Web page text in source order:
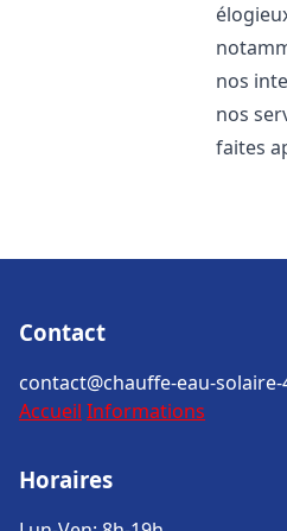
nos
nos
faites
Contact
contact@chauffe-eau-
Accueil Informations
Horaires